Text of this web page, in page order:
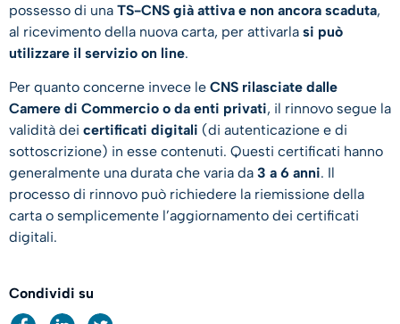
possesso di una TS-CNS già attiva e non ancora scaduta,
al ricevimento della nuova carta, per attivarla si può
utilizzare il servizio on line.
Per quanto concerne invece le CNS rilasciate dalle
Camere di Commercio o da enti privati, il rinnovo segue la
validità dei certificati digitali (di autenticazione e di
sottoscrizione) in esse contenuti. Questi certificati hanno
generalmente una durata che varia da 3 a 6 anni. Il
processo di rinnovo può richiedere la riemissione della
carta o semplicemente l’aggiornamento dei certificati
digitali.
Condividi su